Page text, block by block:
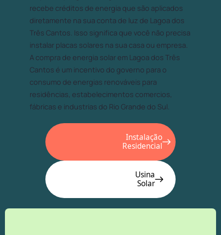
recebe créditos de energia que são aplicados
diretamente na sua conta de luz de Lagoa dos
Três Cantos. Isso significa que você não precisa
instalar placas solares na sua casa ou empresa.
A compra de energia solar em Lagoa dos Três
Cantos é um incentivo do governo para o
consumo de energias renováveis para
residências, estabelecimentos comercios,
fábricas e industrias do Rio Grande do Sul.
Instalação
Residencial
Usina
Solar